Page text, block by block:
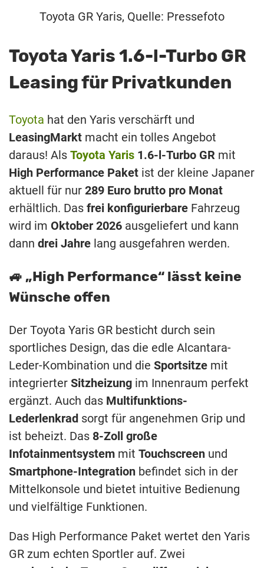
Toyota GR Yaris, Quelle: Pressefoto
Toyota Yaris 1.6-l-Turbo GR
Leasing für Privatkunden
Toyota hat den Yaris verschärft und
LeasingMarkt macht ein tolles Angebot
daraus! Als Toyota Yaris 1.6-l-Turbo GR mit
High Performance Paket ist der kleine Japaner
aktuell für nur 289 Euro brutto pro Monat
erhältlich. Das frei konfigurierbare Fahrzeug
wird im Oktober 2026 ausgeliefert und kann
dann drei Jahre lang ausgefahren werden.
🚙 „High Performance“ lässt keine
Wünsche offen
Der Toyota Yaris GR besticht durch sein
sportliches Design, das die edle Alcantara-
Leder-Kombination und die Sportsitze mit
integrierter Sitzheizung im Innenraum perfekt
ergänzt. Auch das Multifunktions-
Lederlenkrad sorgt für angenehmen Grip und
ist beheizt. Das 8-Zoll große
Infotainmentsystem mit Touchscreen und
Smartphone-Integration befindet sich in der
Mittelkonsole und bietet intuitive Bedienung
und vielfältige Funktionen.
Das High Performance Paket wertet den Yaris
GR zum echten Sportler auf. Zwei